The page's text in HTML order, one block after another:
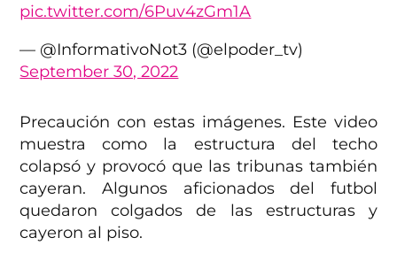
pic.twitter.com/6Puv4zGm1A
— @InformativoNot3 (@elpoder_tv)
September 30, 2022
Precaución con estas imágenes. Este video
muestra como la estructura del techo
colapsó y provocó que las tribunas también
cayeran. Algunos aficionados del futbol
quedaron colgados de las estructuras y
cayeron al piso.